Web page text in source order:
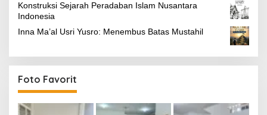
Konstruksi Sejarah Peradaban Islam Nusantara
Indonesia
Inna Ma’al Usri Yusro: Menembus Batas Mustahil
Foto Favorit